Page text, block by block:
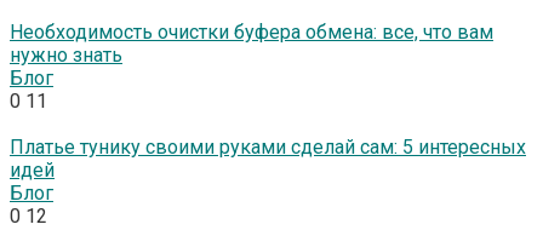
Необходимость очистки буфера обмена: все, что вам
нужно знать
Блог
0 11
Платье тунику своими руками сделай сам: 5 интересных
идей
Блог
0 12